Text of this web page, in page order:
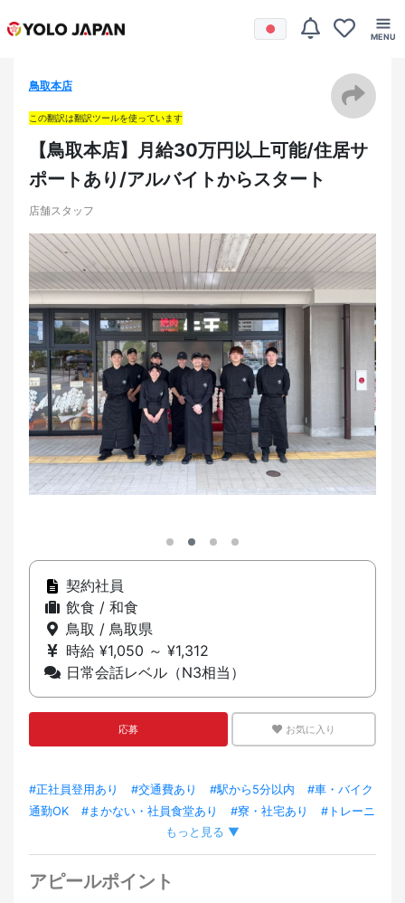
鳥取本店
この翻訳は翻訳ツールを使っています
【鳥取本店】月給30万円以上可能/住居サ
ポートあり/アルバイトからスタート
店舗スタッフ
契約社員
飲食 / 和食
鳥取 / 鳥取県
時給 ¥1,050 ～ ¥1,312
日常会話レベル（N3相当）
応募 お気に入り
#正社員登用あり #交通費あり #駅から5分以内
#車・バイク
通勤OK
#まかない・社員食堂あり #寮・社宅あり
#トレーニ
#経験者優遇
もっと見る ▼
アピールポイント